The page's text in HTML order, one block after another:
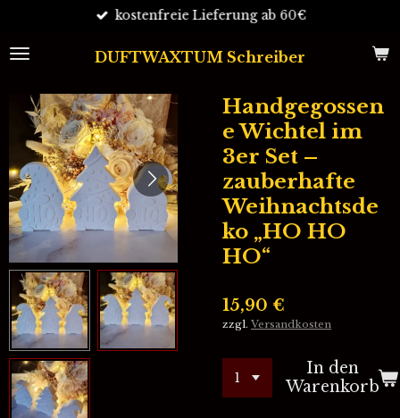
springen
DUFTWAXTUM Schreiber
kostenfreie Lieferung ab 60€
Handgegossen
e Wichtel im
3er Set –
zauberhafte
Weihnachtsde
ko „HO HO
HO“
15,90 €
zzgl. Versandkosten
In den
Warenkorb